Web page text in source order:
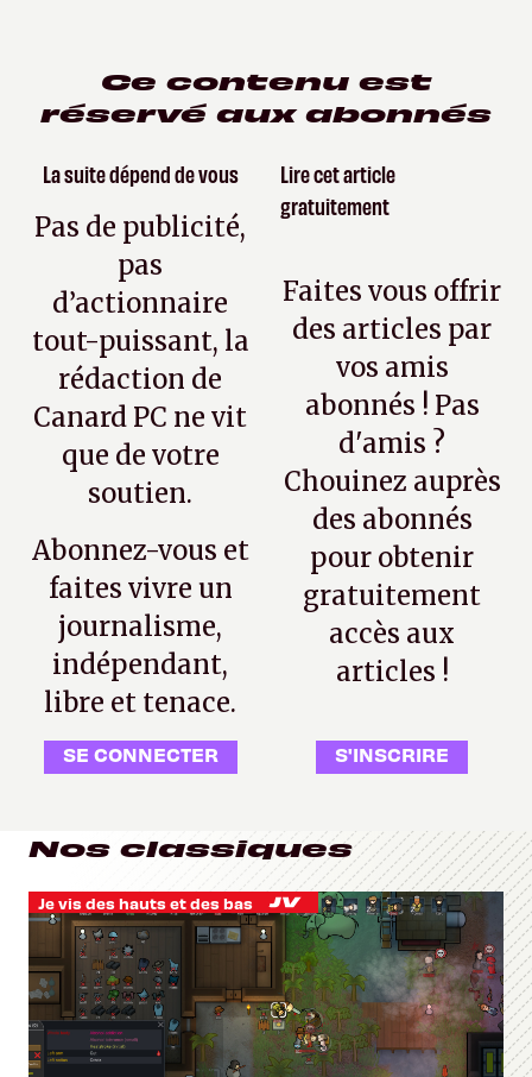
Ce contenu est
réservé aux abonnés
La suite dépend de vous
Pas de publicité,
pas
d’actionnaire
tout-puissant, la
rédaction de
Canard PC ne vit
que de votre
soutien.
Abonnez-vous et
faites vivre un
journalisme,
indépendant,
libre et tenace.
SE CONNECTER
Lire cet article
gratuitement
Faites vous offrir
des articles par
vos amis
abonnés ! Pas
d'amis ?
Chouinez auprès
des abonnés
pour obtenir
gratuitement
accès aux
articles !
S'INSCRIRE
Nos classiques
Je vis des hauts et des bas